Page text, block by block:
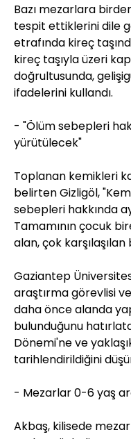
Bazı mezarlara
tespit ettiklerini dile
etrafında kireç
kireç taşıyla üzeri
doğrultusunda,
ifadelerini kullandı.
- "Ölüm sebepleri
yürütülecek"
Toplanan kemikleri
belirten Gizligöl,
sebepleri hakkında
Tamamının çocuk
alan, çok
Gaziantep
araştırma görevlisi
daha önce alanda
bulunduğunu
Dönemi'ne ve
tarihlendirildiğini
- Mezarlar 0-6 yaş
Akbaş, kilisede